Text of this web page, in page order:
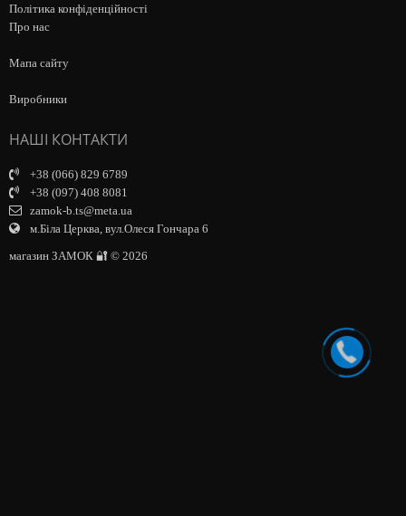
Політика конфіденційності
Про нас
Мапа сайту
Виробники
НАШІ КОНТАКТИ
+38 (066) 829 6789
+38 (097) 408 8081
zamok-b.ts@meta.ua
м.Біла Церква, вул.Олеся Гончара 6
магазин ЗАМОК 🔐 © 2026